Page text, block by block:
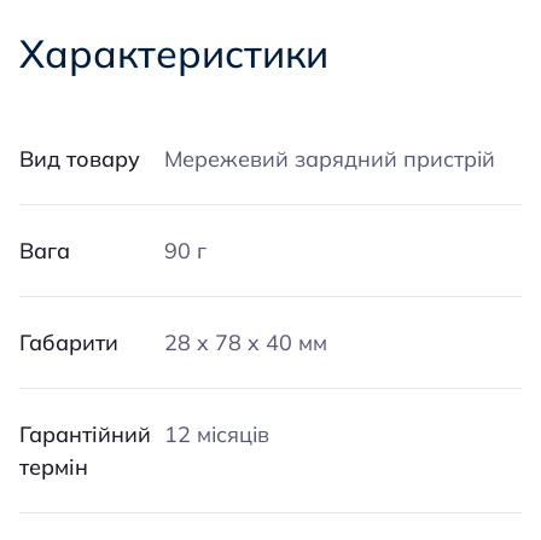
Характеристики
Вид товару Мережевий зарядний пристрій
Вага 90 г
Габарити 28 x 78 x 40 мм
Гарантійний
термін
12 місяців